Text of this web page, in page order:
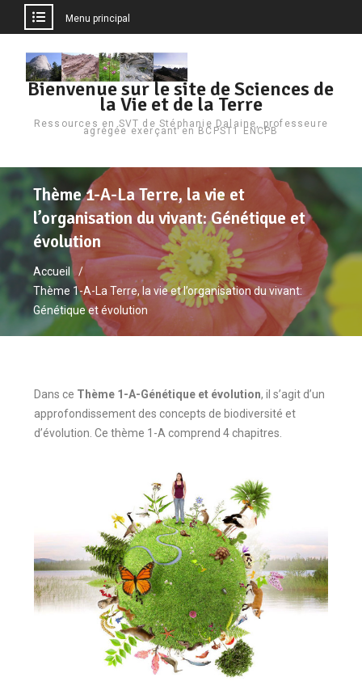
Menu principal
Bienvenue sur le site de Sciences de
la Vie et de la Terre
Ressources en SVT de Stéphanie Dalaine, professeure
agrégée exerçant en BCPST1 ENCPB
Thème 1-A-La Terre, la vie et
l’organisation du vivant: Génétique et
évolution
Accueil
Thème 1-A-La Terre, la vie et l’organisation du vivant:
Génétique et évolution
Dans ce Thème 1-A-Génétique et évolution, il s’agit d’un
approfondissement des concepts de biodiversité et
d’évolution. Ce thème 1-A comprend 4 chapitres.